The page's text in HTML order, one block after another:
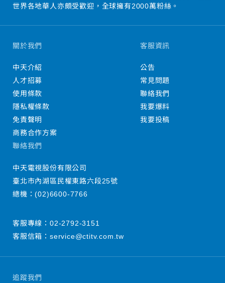
世界各地華人亦頗受歡迎，全球擁有2000萬粉絲。
追蹤我們
關於我們
中天介紹
人才招募
使用條款
隱私權條款
免責聲明
商務合作方案
客服資訊
公告
常見問題
聯絡我們
我要爆料
我要投稿
聯絡我們
中天電視股份有限公司
臺北市內湖區民權東路六段25號
總機：(02)6600-7766
客服專線： 02-2792-3151
客服信箱： service@ctitv.com.tw